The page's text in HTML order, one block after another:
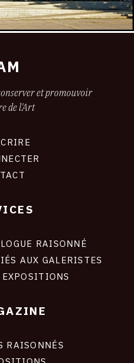
et promouvoir
de l'Art
RAISONNÉ
AUX GALERISTES
RAISONNÉS